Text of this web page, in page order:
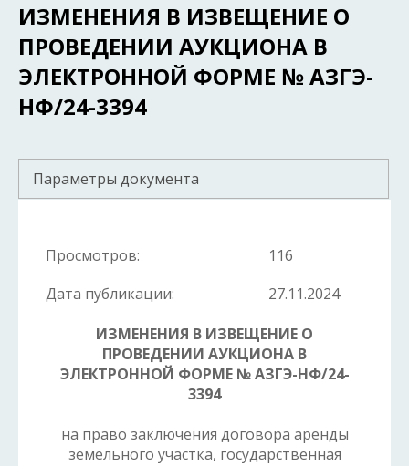
ИЗМЕНЕНИЯ В ИЗВЕЩЕНИЕ О
ПРОВЕДЕНИИ АУКЦИОНА В
ЭЛЕКТРОННОЙ ФОРМЕ № АЗГЭ-
НФ/24-3394
Параметры документа
Просмотров:
116
Дата публикации:
27.11.2024
ИЗМЕНЕНИЯ В ИЗВЕЩЕНИЕ О
ПРОВЕДЕНИИ АУКЦИОНА В
ЭЛЕКТРОННОЙ ФОРМЕ №АЗГЭ-НФ/24-
3394
на право заключения договора аренды
земельного участка, государственная